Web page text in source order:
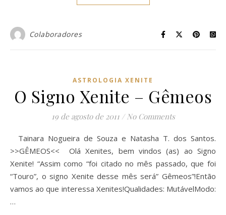
Colaboradores
ASTROLOGIA XENITE
O Signo Xenite – Gêmeos
19 de agosto de 2011 / No Comments
Tainara Nogueira de Souza e Natasha T. dos Santos.
>>GÊMEOS<< Olá Xenites, bem vindos (as) ao Signo
Xenite! “Assim como “foi citado no mês passado, que foi
“Touro”, o signo Xenite desse mês será” Gêmeos”!Então
vamos ao que interessa Xenites!Qualidades: MutávelModo:
…